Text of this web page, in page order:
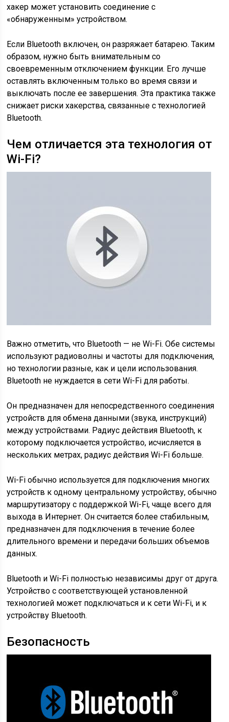
хакер может установить соединение с
«обнаруженным» устройством.
Если Bluetooth включен, он разряжает батарею. Таким
образом, нужно быть внимательным со
своевременным отключением функции. Его лучше
оставлять включенным только во время связи и
выключать после ее завершения. Эта практика также
снижает риски хакерства, связанные с технологией
Bluetooth.
Чем отличается эта технология от
Wi-Fi?
Важно отметить, что Bluetooth — не Wi-Fi. Обе системы
используют радиоволны и частоты для подключения,
но технологии разные, как и цели использования.
Bluetooth не нуждается в сети Wi-Fi для работы.
Он предназначен для непосредственного соединения
устройств для обмена данными (звука, инструкций)
между устройствами. Радиус действия Bluetooth, к
которому подключается устройство, исчисляется в
нескольких метрах, радиус действия Wi-Fi больше.
Wi-Fi обычно используется для подключения многих
устройств к одному центральному устройству, обычно
маршрутизатору с поддержкой Wi-Fi, чаще всего для
выхода в Интернет. Он считается более стабильным,
предназначен для подключения в течение более
длительного времени и передачи больших объемов
данных.
Bluetooth и Wi-Fi полностью независимы друг от друга.
Устройство с соответствующей установленной
технологией может подключаться и к сети Wi-Fi, и к
устройству Bluetooth.
Безопасность